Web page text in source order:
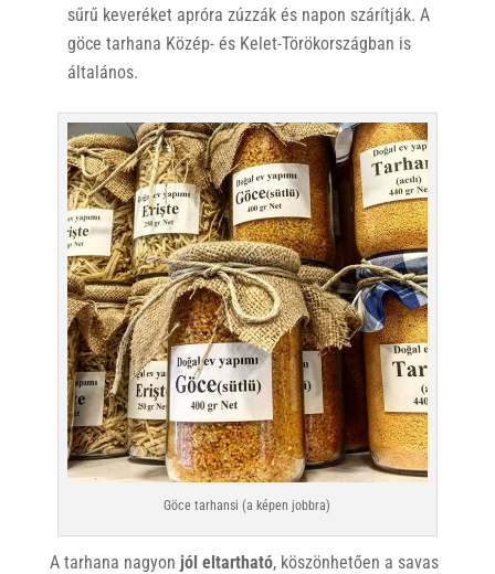
sűrű keveréket apróra zúzzák és napon szárítják. A
göce tarhana Közép- és Kelet-Törökországban is
általános.
Göce tarhansi (a képen jobbra)
A tarhana nagyon jól eltartható, köszönhetően a savas